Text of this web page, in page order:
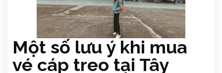
Một số lưu ý khi mua
vé cáp treo tại Tây